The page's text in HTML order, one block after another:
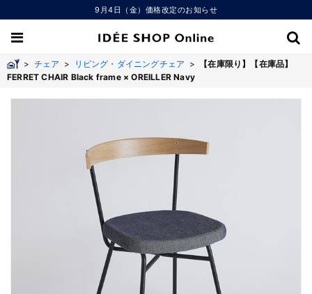
9月4日（金）価格改定のお知らせ
> チェア > リビング・ダイニングチェア >
【在庫限り】【在庫品】
FERRET CHAIR Black frame × OREILLER Navy